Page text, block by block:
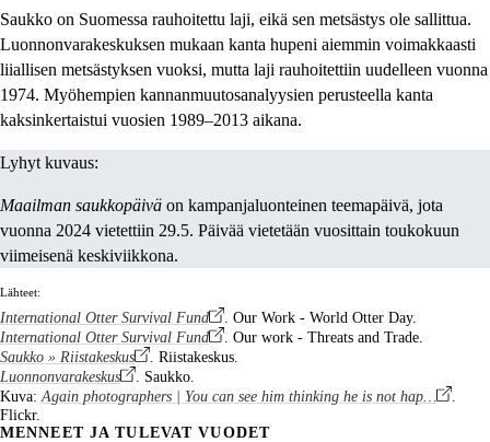
Saukko on Suomessa rauhoitettu laji, eikä sen metsästys ole sallittua.
Luonnonvarakeskuksen mukaan kanta hupeni aiemmin voimakkaasti
liiallisen metsästyksen vuoksi, mutta laji rauhoitettiin uudelleen vuonna
1974. Myöhempien kannanmuutosanalyysien perusteella kanta
kaksinkertaistui vuosien 1989–2013 aikana.
Lyhyt kuvaus:
Maailman saukkopäivä on kampanjaluonteinen teemapäivä, jota
vuonna 2024 vietettiin 29.5. Päivää vietetään vuosittain toukokuun
viimeisenä keskiviikkona.
Lähteet:
International Otter Survival Fund
. Our Work - World Otter Day.
International Otter Survival Fund
. Our work - Threats and Trade.
Saukko » Riistakeskus
. Riistakeskus.
Luonnonvarakeskus
. Saukko.
Kuva: Again photographers | You can see him thinking he is not hap…
Flickr.
MENNEET JA TULEVAT VUODET